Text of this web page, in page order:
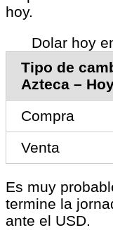
hoy.
Dolar hoy
Tipo de
Azteca –
Compra
Venta
Es muy
termine la
ante el USD.